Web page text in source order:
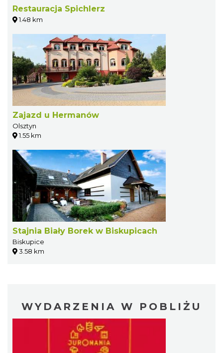
Restauracja Spichlerz
1.48 km
Zajazd u Hermanów
Olsztyn
1.55 km
Stajnia Biały Borek w Biskupicach
Biskupice
3.58 km
WYDARZENIA W POBLIŻU